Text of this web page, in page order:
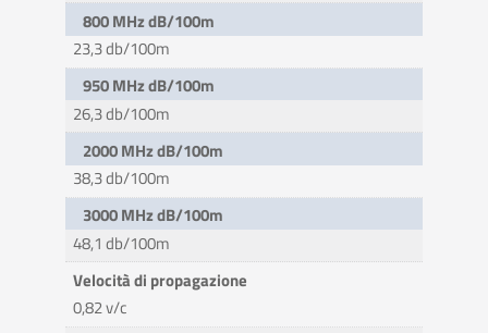
800 MHz dB/100m
23,3 db/100m
950 MHz dB/100m
26,3 db/100m
2000 MHz dB/100m
38,3 db/100m
3000 MHz dB/100m
48,1 db/100m
Velocità di propagazione
0,82 v/c